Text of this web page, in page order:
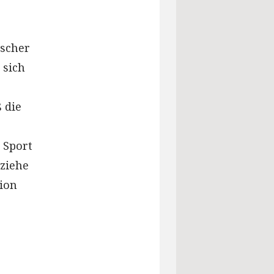
die
Sport